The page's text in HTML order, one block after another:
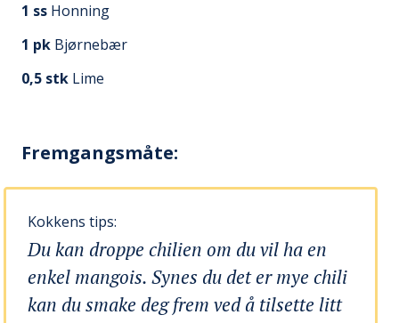
1 ss Honning
1 pk Bjørnebær
0,5 stk Lime
Fremgangsmåte:
Kokkens tips:
Du kan droppe chilien om du vil ha en
enkel mangois. Synes du det er mye chili
kan du smake deg frem ved å tilsette litt